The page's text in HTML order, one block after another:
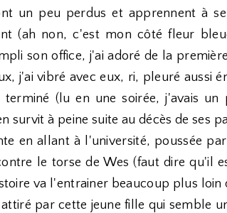
un peu perdus et apprennent à
(ah non, c'est mon côté fleur
son office, j'ai adoré de la
j'ai vibré avec eux, ri, pleuré aussi
(lu en une soirée, j'avais un
survit à peine suite au décès de ses
en allant à l'université, poussée
le torse de Wes (faut dire qu'il
va l'entrainer beaucoup plus
par cette jeune fille qui semble